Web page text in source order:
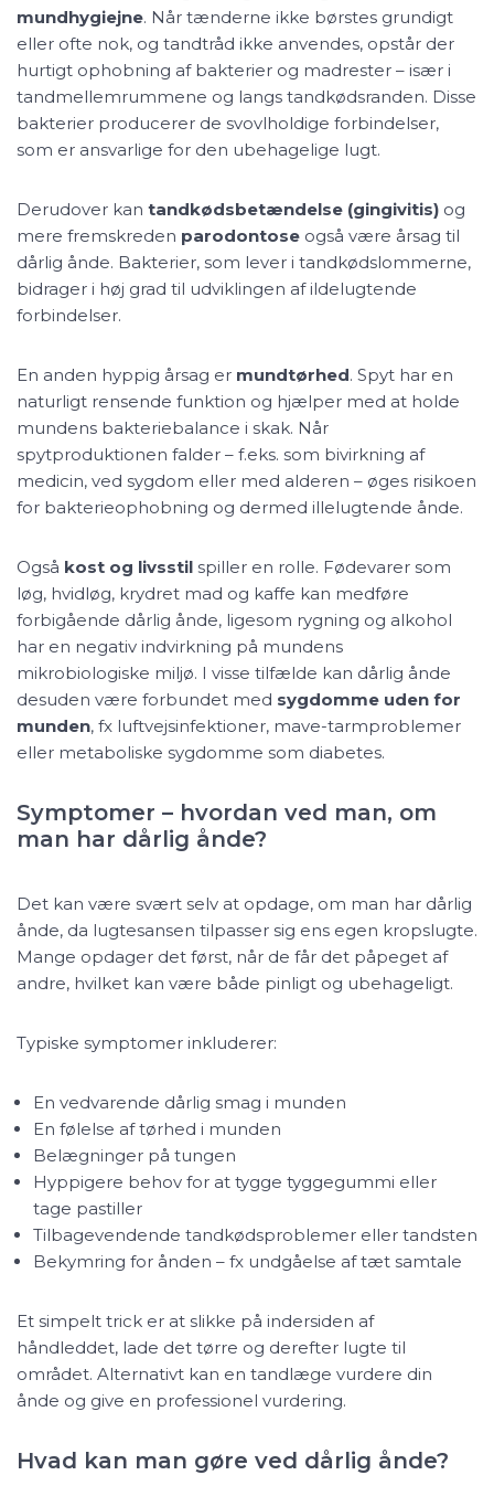
mundhygiejne. Når tænderne ikke børstes grundigt
eller ofte nok, og tandtråd ikke anvendes, opstår der
hurtigt ophobning af bakterier og madrester – især i
tandmellemrummene og langs tandkødsranden. Disse
bakterier producerer de svovlholdige forbindelser,
som er ansvarlige for den ubehagelige lugt.
Derudover kan tandkødsbetændelse (gingivitis) og
mere fremskreden parodontose også være årsag til
dårlig ånde. Bakterier, som lever i tandkødslommerne,
bidrager i høj grad til udviklingen af ildelugtende
forbindelser.
En anden hyppig årsag er mundtørhed. Spyt har en
naturligt rensende funktion og hjælper med at holde
mundens bakteriebalance i skak. Når
spytproduktionen falder – f.eks. som bivirkning af
medicin, ved sygdom eller med alderen – øges risikoen
for bakterieophobning og dermed illelugtende ånde.
Også kost og livsstil spiller en rolle. Fødevarer som
løg, hvidløg, krydret mad og kaffe kan medføre
forbigående dårlig ånde, ligesom rygning og alkohol
har en negativ indvirkning på mundens
mikrobiologiske miljø. I visse tilfælde kan dårlig ånde
desuden være forbundet med sygdomme uden for
munden, fx luftvejsinfektioner, mave-tarmproblemer
eller metaboliske sygdomme som diabetes.
Symptomer – hvordan ved man, om
man har dårlig ånde?
Det kan være svært selv at opdage, om man har dårlig
ånde, da lugtesansen tilpasser sig ens egen kropslugte.
Mange opdager det først, når de får det påpeget af
andre, hvilket kan være både pinligt og ubehageligt.
Typiske symptomer inkluderer:
En vedvarende dårlig smag i munden
En følelse af tørhed i munden
Belægninger på tungen
Hyppigere behov for at tygge tyggegummi eller
tage pastiller
Tilbagevendende tandkødsproblemer eller tandsten
Bekymring for ånden – fx undgåelse af tæt samtale
Et simpelt trick er at slikke på indersiden af
håndleddet, lade det tørre og derefter lugte til
området. Alternativt kan en tandlæge vurdere din
ånde og give en professionel vurdering.
Hvad kan man gøre ved dårlig ånde?